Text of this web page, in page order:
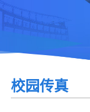
校园传真